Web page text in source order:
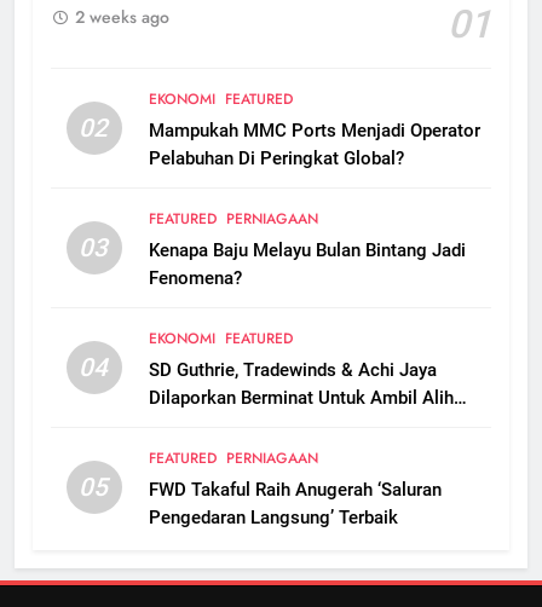
01
2 weeks ago
02
EKONOMI FEATURED
Mampukah MMC Ports Menjadi Operator
Pelabuhan Di Peringkat Global?
03
FEATURED PERNIAGAAN
Kenapa Baju Melayu Bulan Bintang Jadi
Fenomena?
04
EKONOMI FEATURED
SD Guthrie, Tradewinds & Achi Jaya
Dilaporkan Berminat Untuk Ambil Alih
05
FEATURED PERNIAGAAN
FWD Takaful Raih Anugerah ‘Saluran
Pengedaran Langsung’ Terbaik